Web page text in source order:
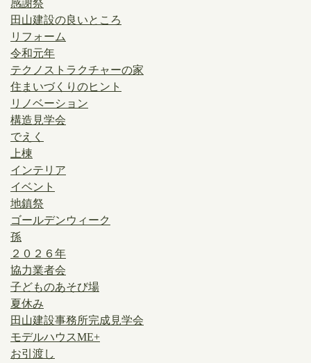
感謝祭
田山建設の良いところ
リフォーム
令和元年
テクノストラクチャーの家
住まいづくりのヒント
リノベーション
構造見学会
でえく
上棟
インテリア
イベント
地鎮祭
ゴールデンウィーク
孫
２０２６年
協力業者会
子どものあそび場
夏休み
田山建設事務所完成見学会
モデルハウスME+
お引渡し